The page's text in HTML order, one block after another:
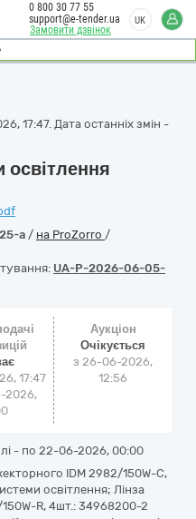
Замовити дзвінок
0 800 30 77 55
support@e-tender.ua
UK
17:47. Дата останніх змін -
освітлення
a / на ProZorro /
UA-P-2026-06-05-
17:47
2026,
Аукціон
Очікується
з26-06-2026,
12:56
- по 22-06-2026, 00:00
IDM 2982/150W-C,
освітлення; Лінза
R, 4шт.: 34968200-2